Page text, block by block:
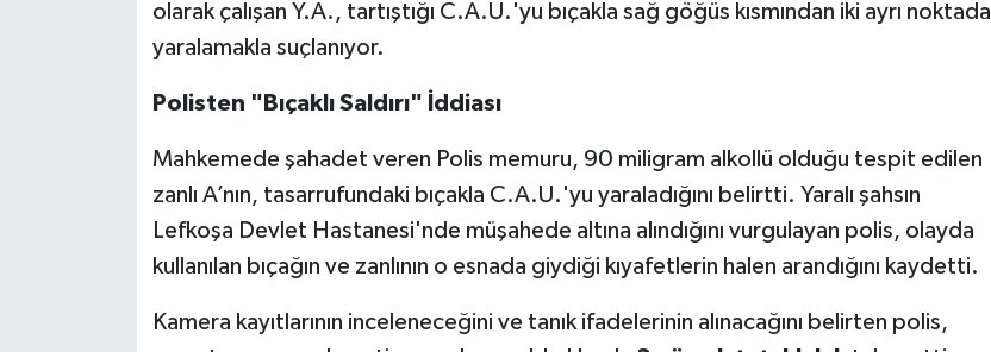
olarak çalışan Y.A., tartıştığı C.A.U.'yu bıçakla sağ göğüs kısmından iki ayrı noktada
yaralamakla suçlanıyor.
Polisten "Bıçaklı Saldırı" İddiası
Mahkemede şahadet veren Polis memuru, 90 miligram alkollü olduğu tespit edilen
zanlı A’nın, tasarrufundaki bıçakla C.A.U.'yu yaraladığını belirtti. Yaralı şahsın
Lefkoşa Devlet Hastanesi'nde müşahede altına alındığını vurgulayan polis, olayda
kullanılan bıçağın ve zanlının o esnada giydiği kıyafetlerin halen arandığını kaydetti.
Kamera kayıtlarının inceleneceğini ve tanık ifadelerinin alınacağını belirten polis,